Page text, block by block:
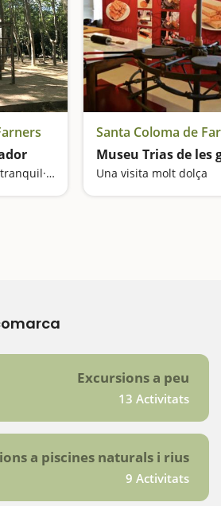
Un oasi de serenor i tranquil·litat
Santa Coloma de
Museu Trias de les
Una visita molt dolça
Excursions a peu
13 Activitats
a piscines naturals i rius
9 Activitats